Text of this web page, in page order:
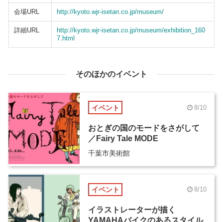
会場URL http://kyoto.wjr-isetan.co.jp/museum/
詳細URL
http://kyoto.wjr-isetan.co.jp/museum/exhibition_160
7.html
そのほかのイベント
イベント 8/10
おとぎの国のモードをさがして
／Fairy Tale MODE
千葉市美術館
イベント 8/10
イラストレーターが描く
YAMAHAバイクのあるスタイル